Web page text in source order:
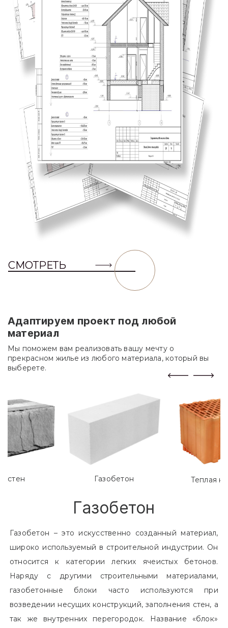
СМОТРЕТЬ
Адаптируем проект под любой
материал
Мы поможем вам реализовать вашу мечту о
прекрасном жилье из любого материала, который вы
выберете.
Газобетон Теплая
Газобетон
Газобетон – это искусственно созданный материал,
широко используемый в строительной индустрии. Он
относится к категории легких ячеистых бетонов.
Наряду с другими строительными материалами,
газобетонные блоки часто используются при
возведении несущих конструкций, заполнения стен, а
так же внутренних перегородок. Название «блок»